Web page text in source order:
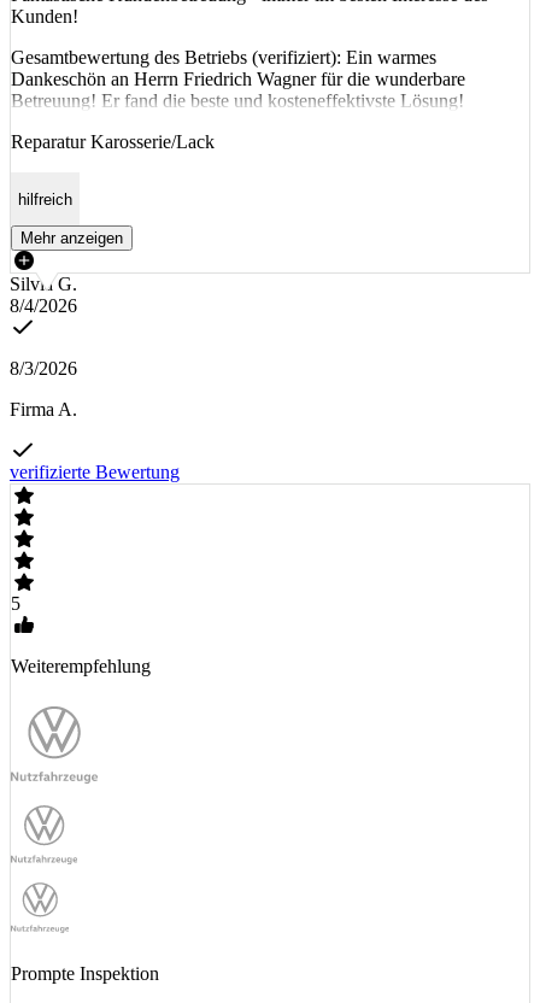
Kunden!
Gesamtbewertung des Betriebs (verifiziert): Ein warmes
Dankeschön an Herrn Friedrich Wagner für die wunderbare
Betreuung! Er fand die beste und kosteneffektivste Lösung!
Reparatur Karosserie/Lack
hilfreich
Mehr anzeigen
Silvia G.
8/4/2026
8/3/2026
Firma A.
verifizierte Bewertung
5
Weiterempfehlung
Prompte Inspektion